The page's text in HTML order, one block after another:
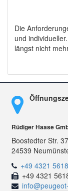
Die
und
längst nicht
Rüdiger Haase
Boostedter Str.
24539
+49 4321
+49 4321